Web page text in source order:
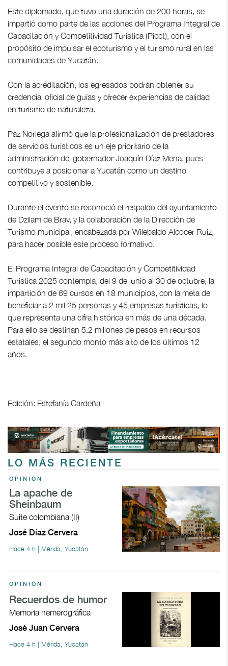
Este diplomado, que tuvo una duración de 200 horas, se
impartió como parte de las acciones del Programa Integral de
Capacitación y Competitividad Turística (Picct), con el
propósito de impulsar el ecoturismo y el turismo rural en las
comunidades de Yucatán.
Con la acreditación, los egresados podrán obtener su
credencial oficial de guías y ofrecer experiencias de calidad
en turismo de naturaleza.
Paz Noriega afirmó que la profesionalización de prestadores
de servicios turísticos es un eje prioritario de la
administración del gobernador Joaquín Díaz Mena, pues
contribuye a posicionar a Yucatán como un destino
competitivo y sostenible.
Durante el evento se reconoció el respaldo del ayuntamiento
de Dzilam de Brav, y la colaboración de la Dirección de
Turismo municipal, encabezada por Wilebaldo Alcocer Ruiz,
para hacer posible este proceso formativo.
El Programa Integral de Capacitación y Competitividad
Turística 2025 contempla, del 9 de junio al 30 de octubre, la
impartición de 69 cursos en 18 municipios, con la meta de
beneficiar a 2 mil 25 personas y 45 empresas turísticas, lo
que representa una cifra histórica en más de una década.
Para ello se destinan 5.2 millones de pesos en recursos
estatales, el segundo monto más alto de los últimos 12
años.
Edición: Estefanía Cardeña
LO MÁS RECIENTE
OPINIÓN
La apache de
Sheinbaum
Suite colombiana (II)
José Díaz Cervera
Hace 4 h | Mérida, Yucatán
OPINIÓN
Recuerdos de humor
Memoria hemerográfica
José Juan Cervera
Hace 4 h | Mérida, Yucatán